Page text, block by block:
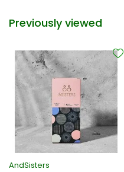
Previously viewed
AndSisters